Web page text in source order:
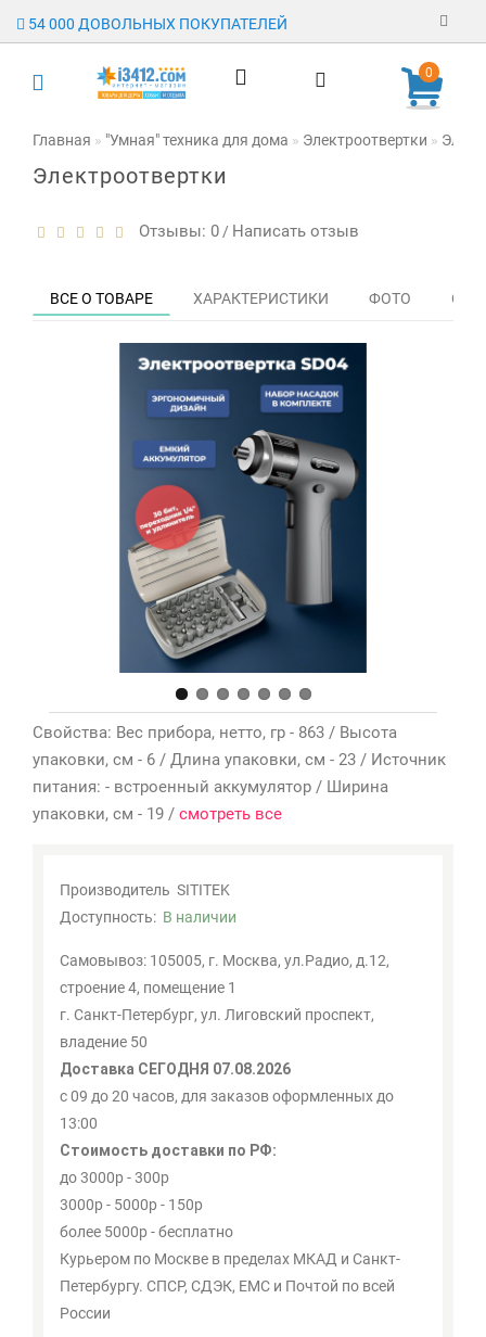
54 000 ДОВОЛЬНЫХ ПОКУПАТЕЛЕЙ
Регистрация
Авторизация
Контакты
0
Главная "Умная" техника для дома Электроотвертки
Электроотвертки
Отзывы: 0 / Написать отзыв
ВСЕ О ТОВАРЕ ХАРАКТЕРИСТИКИ ФОТО
Свойства: Вес прибора, нетто, гр - 863 / Высота
упаковки, см - 6 / Длина упаковки, см - 23 / Источник
питания: - встроенный аккумулятор / Ширина
упаковки, см - 19 / смотреть все
Производитель SITITEK
Доступность: В наличии
Самовывоз: 105005, г. Москва, ул.Радио, д.12,
строение 4, помещение 1
г. Санкт-Петербург, ул. Лиговский проспект,
владение 50
Доставка СЕГОДНЯ 07.08.2026
с 09 до 20 часов, для заказов оформленных до
13:00
Стоимость доставки по РФ:
до 3000р - 300р
3000р - 5000р - 150р
более 5000р - бесплатно
Курьером по Москве в пределах МКАД и Санкт-
Петербургу. СПСР, СДЭК, ЕМС и Почтой по всей
России